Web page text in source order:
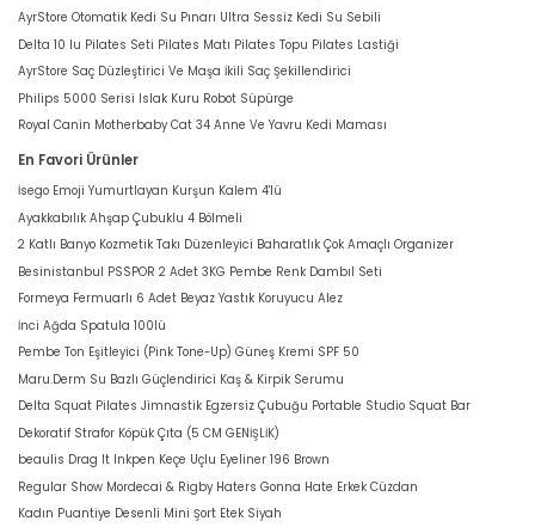
AyrStore Otomatik Kedi Su Pınarı Ultra Sessiz Kedi Su Sebili
Delta 10 lu Pilates Seti Pilates Matı Pilates Topu Pilates Lastiği
AyrStore Saç Düzleştirici Ve Maşa İkili Saç Şekillendirici
Philips 5000 Serisi Islak Kuru Robot Süpürge
Royal Canin Motherbaby Cat 34 Anne Ve Yavru Kedi Maması
En Favori Ürünler
İsego Emoji Yumurtlayan Kurşun Kalem 4'lü
Ayakkabılık Ahşap Çubuklu 4 Bölmeli
2 Katlı Banyo Kozmetik Takı Düzenleyici Baharatlık Çok Amaçlı Organizer
Besinistanbul PSSPOR 2 Adet 3KG Pembe Renk Dambıl Seti
Formeya Fermuarlı 6 Adet Beyaz Yastık Koruyucu Alez
İnci Ağda Spatula 100lü
Pembe Ton Eşitleyici (Pink Tone-Up) Güneş Kremi SPF 50
Maru.Derm Su Bazlı Güçlendirici Kaş & Kirpik Serumu
Delta Squat Pilates Jimnastik Egzersiz Çubuğu Portable Studio Squat Bar
Dekoratif Strafor Köpük Çıta (5 CM GENİŞLİK)
beaulis Drag It Inkpen Keçe Uçlu Eyeliner 196 Brown
Regular Show Mordecai & Rigby Haters Gonna Hate Erkek Cüzdan
Kadın Puantiye Desenli Mini Şort Etek Siyah